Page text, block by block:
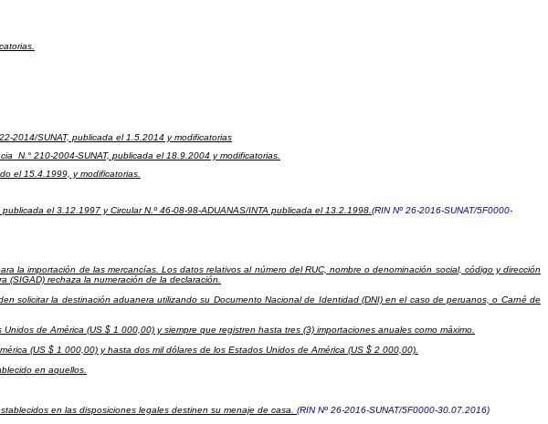
2014/SUNAT, publicada el 1.5.2014 y modificatorias
N.° 210-2004-SUNAT, publicada el 18.9.2004 y modificatorias.
el 15.4.1999, y modificatorias.
el 3.12.1997 y Circular N.º 46-08-98-ADUANAS/INTA publicada el 13.2.1998. (RIN Nº 26-2016-SUNAT/5F0000-
la importación de las mercancías. Los datos relativos al número del RUC, nombre o denominación social, código y dirección
rechaza la numeración de la declaración.
solicitar la destinación aduanera utilizando su Documento Nacional de Identidad (DNI) en el caso de peruanos, o Carné de
de América (US $ 1 000,00) y siempre que registren hasta tres (3) importaciones anuales como máximo.
(US $ 1 000,00) y hasta dos mil dólares de los Estados Unidos de América (US $ 2 000,00).
en aquellos.
en las disposiciones legales destinen su menaje de casa. (RIN Nº 26-2016-SUNAT/5F0000-30.07.2016)